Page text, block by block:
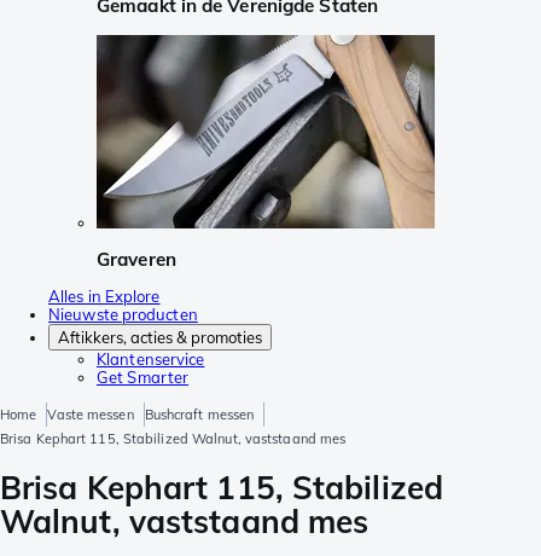
Gemaakt in de Verenigde Staten
Graveren
Alles in Explore
Nieuwste producten
Aftikkers, acties & promoties
Klantenservice
Get Smarter
Home Vaste messen
Bushcraft messen
Brisa Kephart 115, Stabilized Walnut, vaststaand mes
Brisa Kephart 115, Stabilized
Walnut, vaststaand mes